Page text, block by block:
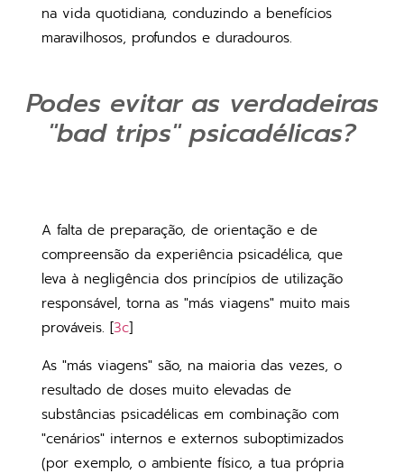
na vida quotidiana, conduzindo a benefícios
maravilhosos, profundos e duradouros.
Podes evitar as verdadeiras
"bad trips" psicadélicas?
A falta de preparação, de orientação e de
compreensão da experiência psicadélica, que
leva à negligência dos princípios de utilização
responsável, torna as "más viagens" muito mais
prováveis. [3c]
As "más viagens" são, na maioria das vezes, o
resultado de doses muito elevadas de
substâncias psicadélicas em combinação com
"cenários" internos e externos suboptimizados
(por exemplo, o ambiente físico, a tua própria